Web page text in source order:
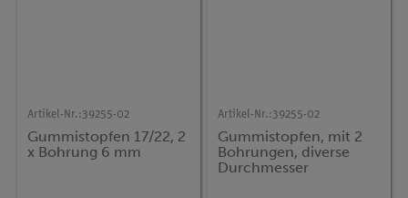
Artikel-Nr.:39255-02
Gummistopfen 17/22, 2
x Bohrung 6 mm
Artikel-Nr.:39255-02
Gummistopfen, mit 2
Bohrungen, diverse
Durchmesser